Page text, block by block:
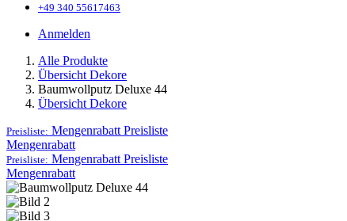
+49 340 55617463
Anmelden
Alle Produkte
Übersicht Dekore
Baumwollputz Deluxe 44
Übersicht Dekore
Preisliste: Mengenrabatt Preisliste
Mengenrabatt
Preisliste: Mengenrabatt Preisliste
Mengenrabatt